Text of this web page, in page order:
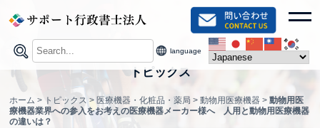
content
language
トピックス
ホーム > トピックス > 医療機器・化粧品・薬局 >動物用医療機器 >動物用医
療機器業界への参入をお考えの医療機器メーカー様へ 人用と動物用医療機器
の違いは？